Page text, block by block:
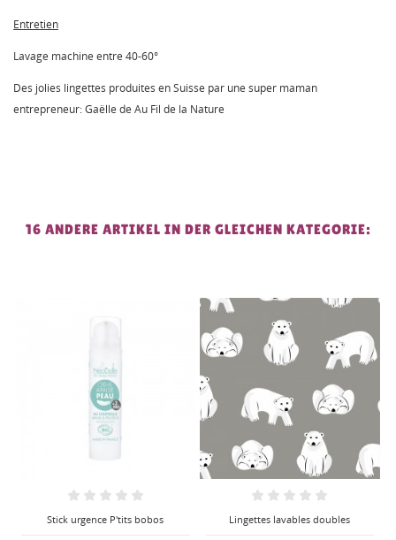
Entretien
Lavage machine entre 40-60°
Des jolies lingettes produites en Suisse par une super maman
entrepreneur: Gaëlle de Au Fil de la Nature
16 ANDERE ARTIKEL IN DER GLEICHEN KATEGORIE:
Lingettes lavables doubles Lingettes lavables doubles